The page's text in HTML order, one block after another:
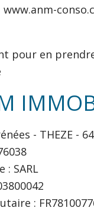
en
- THEZE -
: SARL
: